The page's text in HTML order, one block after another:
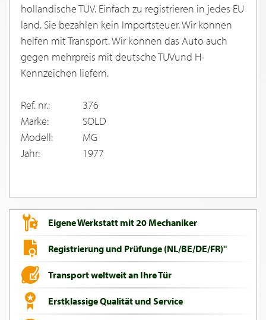
hollandische TUV. Einfach zu registrieren in jedes EU
land. Sie bezahlen kein Importsteuer. Wir konnen
helfen mit Transport. Wir konnen das Auto auch
gegen mehrpreis mit deutsche TUVund H-
Kennzeichen liefern.
Ref. nr.:
376
Marke:
SOLD
Modell:
MG
Jahr:
1977
Eigene Werkstatt mit 20 Mechaniker
Registrierung und Prüfunge (NL/BE/DE/FR)"
Transport weltweit an Ihre Tür
Erstklassige Qualität und Service